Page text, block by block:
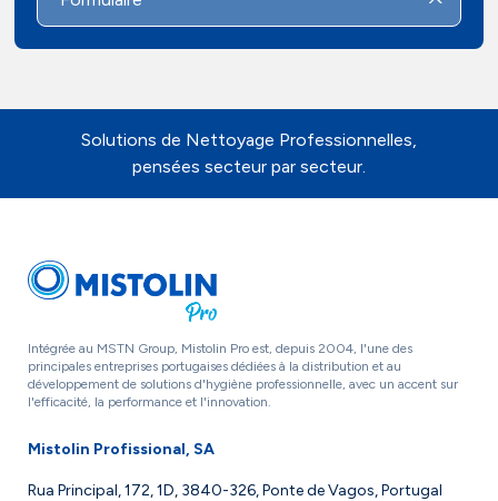
Solutions de Nettoyage Professionnelles,
pensées secteur par secteur.
Intégrée au MSTN Group, Mistolin Pro est, depuis 2004, l'une des
principales entreprises portugaises dédiées à la distribution et au
développement de solutions d'hygiène professionnelle, avec un accent sur
l'efficacité, la performance et l'innovation.
Mistolin Profissional, SA
Rua Principal, 172, 1D, 3840-326, Ponte de Vagos, Portugal